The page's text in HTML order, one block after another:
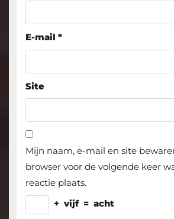
E-mail *
Site
Mijn naam, e-mail en site
browser voor de volgende keer
reactie plaats.
+ vijf = acht